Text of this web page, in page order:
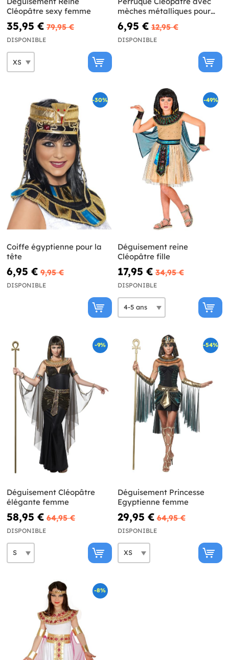
Cléopâtre sexy femme
35,95 € 79,95 €
DISPONIBLE
mèches métalliques pour
fille
6,95 € 12,95 €
DISPONIBLE
-30%
Coiffe égyptienne pour la
tête
6,95 € 9,95 €
DISPONIBLE
-49%
Déguisement reine
Cléopâtre fille
17,95 € 34,95 €
DISPONIBLE
-9%
Déguisement Cléopâtre
élégante femme
58,95 € 64,95 €
DISPONIBLE
-54%
Déguisement Princesse
Egyptienne femme
29,95 € 64,95 €
DISPONIBLE
-8%